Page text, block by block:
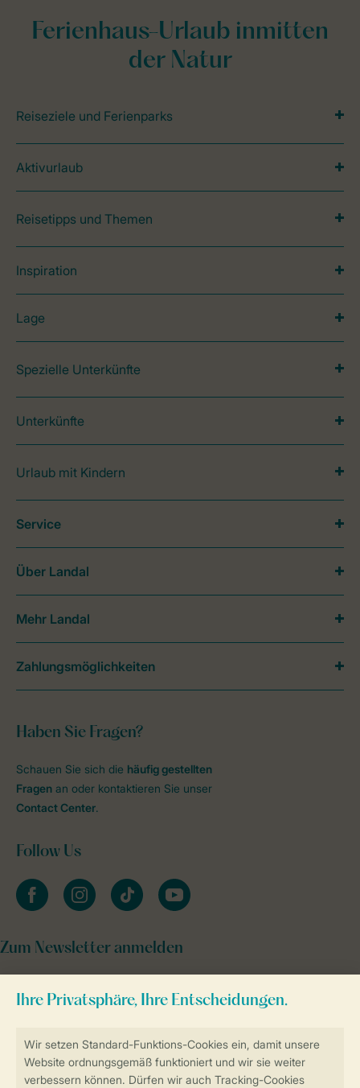
Ferienhaus-Urlaub inmitten
der Natur
Reiseziele und Ferienparks
Aktivurlaub
Reisetipps und Themen
Inspiration
Lage
Spezielle Unterkünfte
Unterkünfte
Urlaub mit Kindern
Haben Sie Fragen?
Schauen Sie sich die häufig gestellten
Fragen an oder kontaktieren Sie unser
Contact Center.
Follow Us
facebookinstagramtiktok youtube
Zum Newsletter anmelden
Service
Über Landal
Mehr Landal
Zahlungsmöglichkeiten